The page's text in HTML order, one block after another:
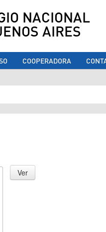
NACIONAL
AIRES
COOPERADORA
aquí